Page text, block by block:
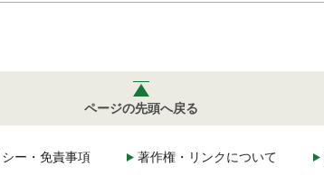
ページの先頭へ戻る
ー・免責事項 著作権・リンクについて